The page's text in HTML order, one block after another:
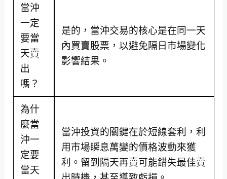
當沖
一定
要當
天賣
出
嗎？
是的，當沖交易的核心是在同一天
內買賣股票，以避免隔日市場變化
影響結果。
為什
麼當
沖一
定要
當天
當沖投資的關鍵在於短線套利，利
用市場瞬息萬變的價格波動來獲
利。留到隔天再賣可能錯失最佳賣